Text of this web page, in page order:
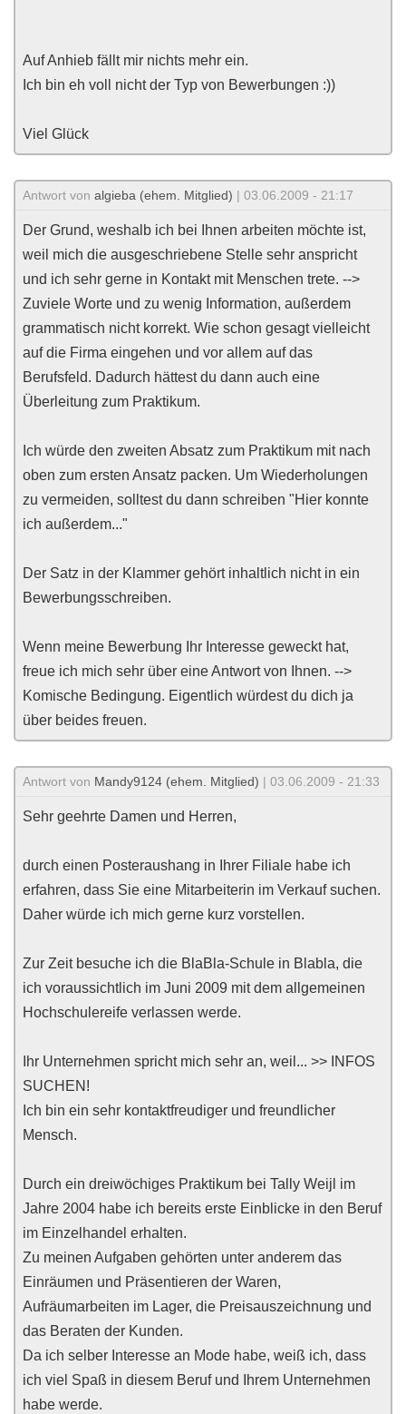
Auf Anhieb fällt mir nichts mehr ein.
Ich bin eh voll nicht der Typ von Bewerbungen :))
Viel Glück
Antwort von algieba (ehem. Mitglied) | 03.06.2009 - 21:17
Der Grund, weshalb ich bei Ihnen arbeiten möchte ist,
weil mich die ausgeschriebene Stelle sehr anspricht
und ich sehr gerne in Kontakt mit Menschen trete. -->
Zuviele Worte und zu wenig Information, außerdem
grammatisch nicht korrekt. Wie schon gesagt vielleicht
auf die Firma eingehen und vor allem auf das
Berufsfeld. Dadurch hättest du dann auch eine
Überleitung zum Praktikum.
Ich würde den zweiten Absatz zum Praktikum mit nach
oben zum ersten Ansatz packen. Um Wiederholungen
zu vermeiden, solltest du dann schreiben "Hier konnte
ich außerdem..."
Der Satz in der Klammer gehört inhaltlich nicht in ein
Bewerbungsschreiben.
Wenn meine Bewerbung Ihr Interesse geweckt hat,
freue ich mich sehr über eine Antwort von Ihnen. -->
Komische Bedingung. Eigentlich würdest du dich ja
über beides freuen.
Antwort von Mandy9124 (ehem. Mitglied) | 03.06.2009 - 21:33
Sehr geehrte Damen und Herren,
durch einen Posteraushang in Ihrer Filiale habe ich
erfahren, dass Sie eine Mitarbeiterin im Verkauf suchen.
Daher würde ich mich gerne kurz vorstellen.
Zur Zeit besuche ich die BlaBla-Schule in Blabla, die
ich voraussichtlich im Juni 2009 mit dem allgemeinen
Hochschulereife verlassen werde.
Ihr Unternehmen spricht mich sehr an, weil... >> INFOS
SUCHEN!
Ich bin ein sehr kontaktfreudiger und freundlicher
Mensch.
Durch ein dreiwöchiges Praktikum bei Tally Weijl im
Jahre 2004 habe ich bereits erste Einblicke in den Beruf
im Einzelhandel erhalten.
Zu meinen Aufgaben gehörten unter anderem das
Einräumen und Präsentieren der Waren,
Aufräumarbeiten im Lager, die Preisauszeichnung und
das Beraten der Kunden.
Da ich selber Interesse an Mode habe, weiß ich, dass
ich viel Spaß in diesem Beruf und Ihrem Unternehmen
habe werde.